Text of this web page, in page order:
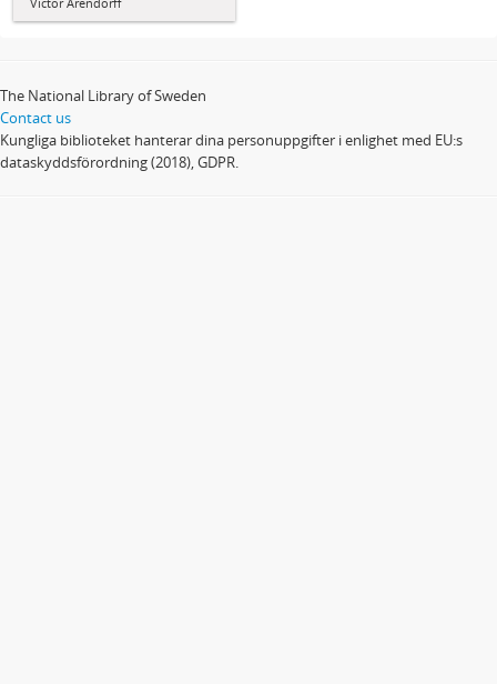
The National Library of Sweden
Contact us
Kungliga biblioteket hanterar dina personuppgifter i enlighet med EU:s
dataskyddsförordning (2018), GDPR.